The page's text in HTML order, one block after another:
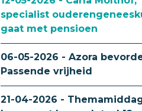
specialist
gaat met pensioen
06-05-2026 - Azora
Passende vrijheid
21-04-2026 -